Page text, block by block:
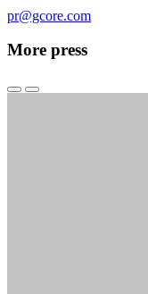
pr@gcore.com
More press